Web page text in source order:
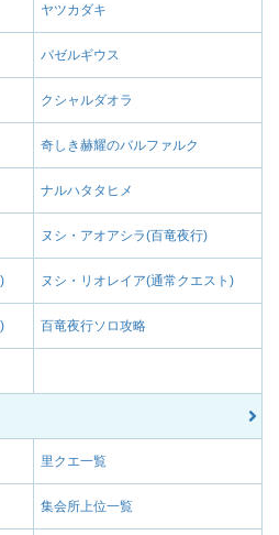
ヤツカダキ
バゼルギウス
クシャルダオラ
奇しき赫耀のバルファルク
ナルハタタヒメ
ヌシ・アオアシラ(百竜夜行)
ヌシ・リオレイア(通常クエスト)
百竜夜行ソロ攻略
里クエ一覧
集会所上位一覧